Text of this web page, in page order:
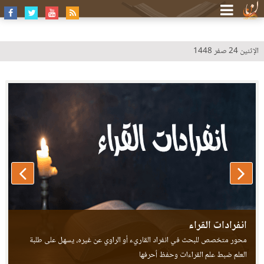
الإثنين 24 صفر 1448
انفرادات القراء
محور متخصص للبحث في انفراد القاريء أو الراوي عن غيره، يسهل على طلبة
العلم ضبط علم القراءات وحفظ أحرفها
طيبة النشر - عرض خلافات القراء